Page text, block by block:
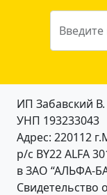
ИП Забавский В.
УНП 193233043
Адрес: 220112
р/с BY22 ALFA
в ЗАО “АЛЬФА-
Свидетельство